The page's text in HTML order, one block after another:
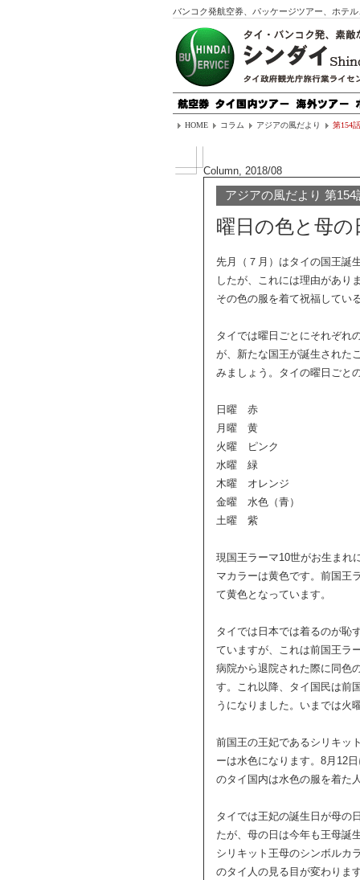
バンコク発航空券、パッケージツアー、ホテ
HOME コラム アジアの風だより 第154
Column, 2018/08
アジアの風だより 第154
曜日の色と母の
先月（７月）はタイの国王誕
したが、これには理由があり
その色の服を着て祝福してい
タイでは曜日ごとにそれぞれ
が、新たな国王が誕生された
みましょう。タイの曜日ごと
日曜 赤
月曜 黄
火曜 ピンク
水曜 緑
木曜 オレンジ
金曜 水色（青）
土曜 紫
現国王ラーマ10世がお生まれ
マカラーは黄色です。前国王
て黄色となっています。
タイでは日本では着るのが恥
ていますが、これは前国王ラ
病院から退院された際に同色
す。これ以降、タイ国民は前
うになりました。いまでは火
前国王の王妃であるシリキッ
ーは水色になります。8月12
のタイ国内は水色の服を着た
タイでは王妃の誕生日が母の
たが、母の日は今年も王母誕
シリキット王母のシンボルカ
のタイ人の見る目が変わりま